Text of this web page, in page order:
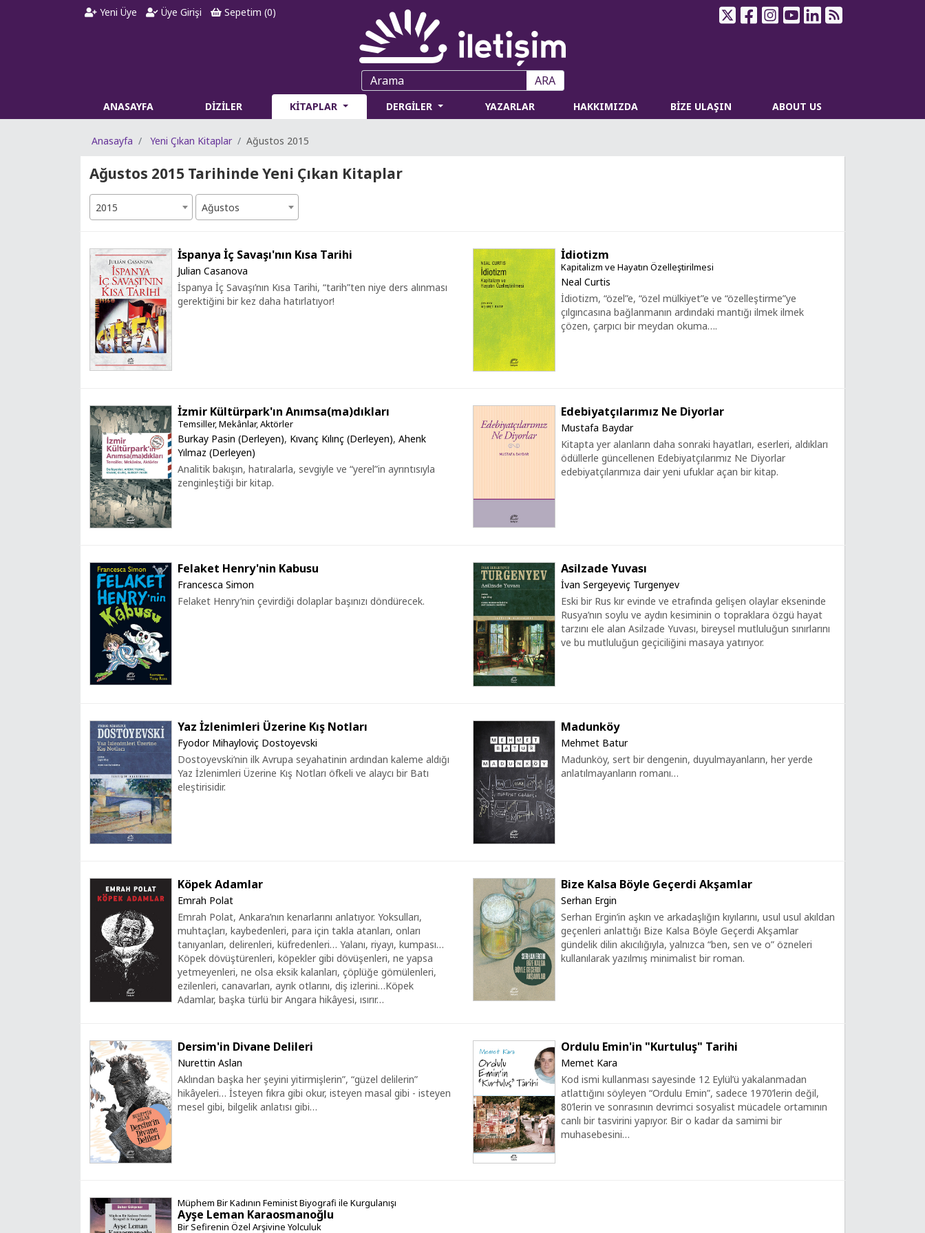
Yeni Üye Üye Girişi Sepetim (0)
ARA
ANASAYFA DİZİLER KİTAPLAR DERGİLER YAZARLAR HAKKIMIZDA BİZE ULAŞIN ABOUT US
Anasayfa Yeni Çıkan Kitaplar Ağustos 2015
Ağustos 2015 Tarihinde Yeni Çıkan Kitaplar
2015 Ağustos
İspanya İç Savaşı'nın Kısa Tarihi
Julian Casanova
İspanya İç Savaşı’nın Kısa Tarihi, “tarih”ten niye ders alınması
gerektiğini bir kez daha hatırlatıyor!
İdiotizm
Kapitalizm ve Hayatın Özelleştirilmesi
Neal Curtis
İdiotizm, “özel”e, “özel mülkiyet”e ve “özelleştirme”ye
çılgıncasına bağlanmanın ardındaki mantığı ilmek ilmek
çözen, çarpıcı bir meydan okuma….
İzmir Kültürpark'ın Anımsa(ma)dıkları
Temsiller, Mekânlar, Aktörler
Burkay Pasin (Derleyen), Kıvanç Kılınç (Derleyen), Ahenk
Yılmaz (Derleyen)
Analitik bakışın, hatıralarla, sevgiyle ve “yerel”in ayrıntısıyla
zenginleştiği bir kitap.
Edebiyatçılarımız Ne Diyorlar
Mustafa Baydar
Kitapta yer alanların daha sonraki hayatları, eserleri, aldıkları
ödüllerle güncellenen Edebiyatçılarımız Ne Diyorlar
edebiyatçılarımıza dair yeni ufuklar açan bir kitap.
Felaket Henry'nin Kabusu
Francesca Simon
Felaket Henry’nin çevirdiği dolaplar başınızı döndürecek.
Asilzade Yuvası
İvan Sergeyeviç Turgenyev
Eski bir Rus kır evinde ve etrafında gelişen olaylar ekseninde
Rusya’nın soylu ve aydın kesiminin o topraklara özgü hayat
tarzını ele alan Asilzade Yuvası, bireysel mutluluğun sınırlarını
ve bu mutluluğun geçiciliğini masaya yatırıyor.
Yaz İzlenimleri Üzerine Kış Notları
Fyodor Mihayloviç Dostoyevski
Dostoyevski’nin ilk Avrupa seyahatinin ardından kaleme aldığı
Yaz İzlenimleri Üzerine Kış Notları öfkeli ve alaycı bir Batı
eleştirisidir.
Madunköy
Mehmet Batur
Madunköy, sert bir dengenin, duyulmayanların, her yerde
anlatılmayanların romanı…
Köpek Adamlar
Emrah Polat
Emrah Polat, Ankara’nın kenarlarını anlatıyor. Yoksulları,
muhtaçları, kaybedenleri, para için takla atanları, onları
tanıyanları, delirenleri, küfredenleri… Yalanı, riyayı, kumpası…
Köpek dövüştürenleri, köpekler gibi dövüşenleri, ne yapsa
yetmeyenleri, ne olsa eksik kalanları, çöplüğe gömülenleri,
ezilenleri, canavarları, ayrık otlarını, diş izlerini…Köpek
Adamlar, başka türlü bir Angara hikâyesi, ısırır…
Bize Kalsa Böyle Geçerdi Akşamlar
Serhan Ergin
Serhan Ergin’in aşkın ve arkadaşlığın kıyılarını, usul usul akıldan
geçenleri anlattığı Bize Kalsa Böyle Geçerdi Akşamlar
gündelik dilin akıcılığıyla, yalnızca “ben, sen ve o” özneleri
kullanılarak yazılmış minimalist bir roman.
Dersim'in Divane Delileri
Nurettin Aslan
Aklından başka her şeyini yitirmişlerin”, “güzel delilerin”
hikâyeleri… İsteyen fıkra gibi okur, isteyen masal gibi - isteyen
mesel gibi, bilgelik anlatısı gibi…
Ordulu Emin'in "Kurtuluş" Tarihi
Memet Kara
Kod ismi kullanması sayesinde 12 Eylül’ü yakalanmadan
atlattığını söyleyen “Ordulu Emin”, sadece 1970’lerin değil,
80’lerin ve sonrasının devrimci sosyalist mücadele ortamının
canlı bir tasvirini yapıyor. Bir o kadar da samimi bir
muhasebesini…
Müphem Bir Kadının Feminist Biyografi ile Kurgulanışı
Ayşe Leman Karaosmanoğlu
Bir Sefirenin Özel Arşivine Yolculuk